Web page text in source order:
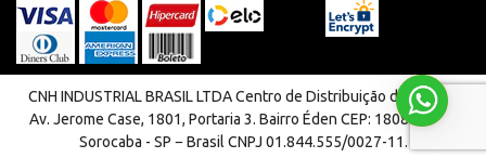
CNH INDUSTRIAL BRASIL LTDA Centro de Distribuição de Peças |
Av. Jerome Case, 1801, Portaria 3. Bairro Éden CEP: 18087-220 -
Sorocaba - SP − Brasil CNPJ 01.844.555/0027-11.